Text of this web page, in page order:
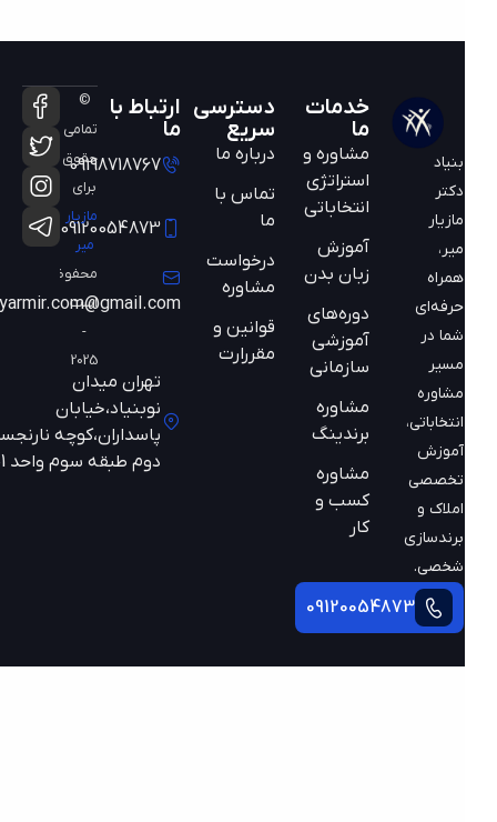
مازیار
همراه
حرفه‌ای
شما در
مسیر
مشاوره
انتخاباتی،
آموزش
تخصصی
املاک و
برندسازی
شخصی.
09120054873
خدمات
مشاوره و
استراتژی
انتخاباتی
آموزش
زبان بدن
دوره‌های
آموزشی
سازمانی
مشاوره
برندینگ
مشاوره
کسب و
دسترسی
سریع
درباره ما
تماس با
ما
درخواست
مشاوره
قوانین و
مقررارت
ارتباط با
09198718767
09120054873
mazyarmir.com@gmail.com
تهران میدان
نوبنیاد،خیابان
پاسداران،کوچه نارنجستان
دوم طبقه سوم واحد 301
©
تمامی
حقوق
مازیار
محفوظ
است